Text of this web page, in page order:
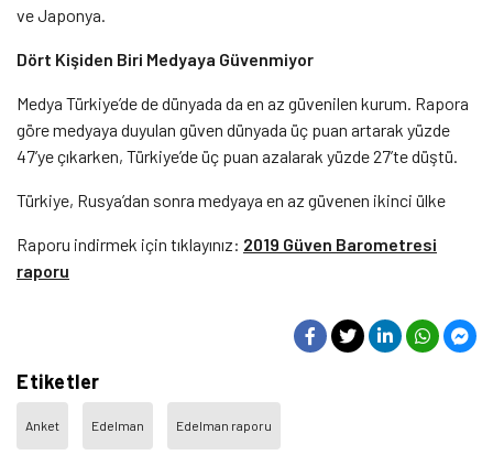
ve Japonya.
Dört Kişiden Biri Medyaya Güvenmiyor
Medya Türkiye’de de dünyada da en az güvenilen kurum. Rapora
göre medyaya duyulan güven dünyada üç puan artarak yüzde
47’ye çıkarken, Türkiye’de üç puan azalarak yüzde 27’te düştü.
Türkiye, Rusya’dan sonra medyaya en az güvenen ikinci ülke
Raporu indirmek için tıklayınız: 2019 Güven Barometresi
raporu
Etiketler
Anket Edelman Edelman raporu